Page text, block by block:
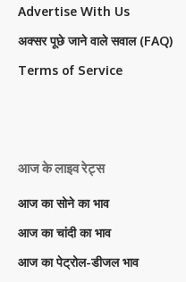
Advertise With Us
अक्सर पूछे जाने वाले सवाल (FAQ)
Terms of Service
आज के लाइव रेट्स
आज का सोने का भाव
आज का चांदी का भाव
आज का पेट्रोल-डीजल भाव